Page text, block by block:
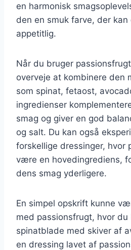
en harmonisk
den en smuk farve, der kan
appetitlig.
Når du bruger
overveje at kombinere den
som spinat, fetaost,
ingredienser
smag og giver en god
og salt. Du kan også
forskellige dressinger, hvor
være en hovedingrediens,
dens smag yderligere.
En simpel opskrift kunne
med passionsfrugt, hvor
spinatblade med skiver af
en dressing lavet af